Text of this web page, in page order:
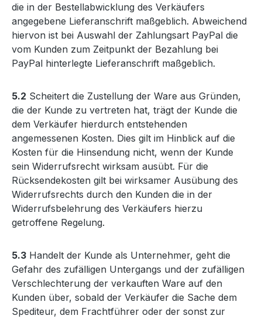
die in der Bestellabwicklung des Verkäufers
angegebene Lieferanschrift maßgeblich. Abweichend
hiervon ist bei Auswahl der Zahlungsart PayPal die
vom Kunden zum Zeitpunkt der Bezahlung bei
PayPal hinterlegte Lieferanschrift maßgeblich.
5.2 Scheitert die Zustellung der Ware aus Gründen,
die der Kunde zu vertreten hat, trägt der Kunde die
dem Verkäufer hierdurch entstehenden
angemessenen Kosten. Dies gilt im Hinblick auf die
Kosten für die Hinsendung nicht, wenn der Kunde
sein Widerrufsrecht wirksam ausübt. Für die
Rücksendekosten gilt bei wirksamer Ausübung des
Widerrufsrechts durch den Kunden die in der
Widerrufsbelehrung des Verkäufers hierzu
getroffene Regelung.
5.3 Handelt der Kunde als Unternehmer, geht die
Gefahr des zufälligen Untergangs und der zufälligen
Verschlechterung der verkauften Ware auf den
Kunden über, sobald der Verkäufer die Sache dem
Spediteur, dem Frachtführer oder der sonst zur